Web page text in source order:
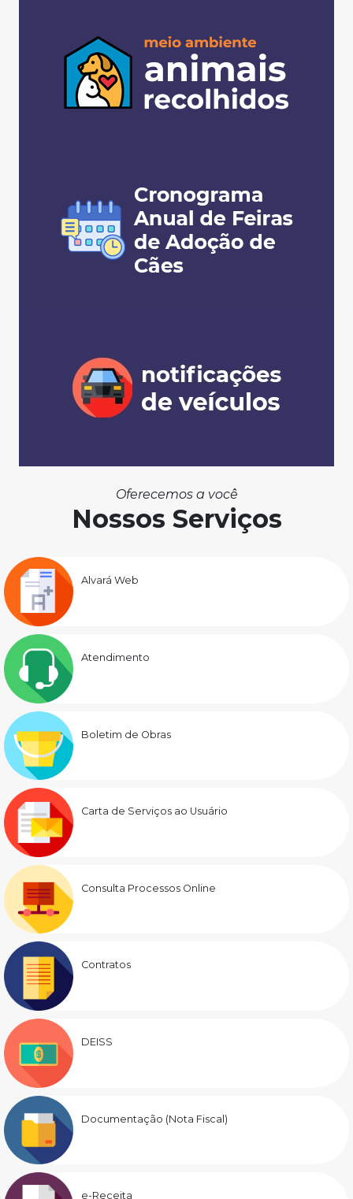
Oferecemos a você
Nossos Serviços
Alvará Web
Atendimento
Boletim de Obras
Carta de Serviços ao Usuário
Consulta Processos Online
Contratos
DEISS
Documentação (Nota Fiscal)
e-Receita